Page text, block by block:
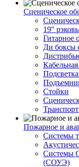
Сценическое
19"
Гитарное
Ди боксы
Стойки
Пожарное и
Cистемы
Системы
(СОУЭ)